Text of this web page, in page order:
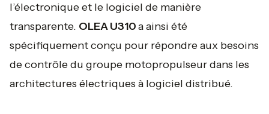
l’électronique et le logiciel de manière
transparente. OLEA U310a ainsi été
spécifiquement conçu pour répondre aux besoins
de contrôle du groupe motopropulseur dans les
architectures électriques à logiciel distribué.